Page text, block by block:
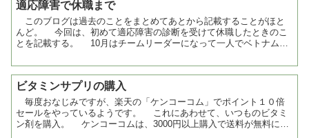
適応障害で休職まで
このブログは過去のことをまとめてあとから記載することがほと
んど。 今回は、初めて適応障害の診断を受けて休職したときのこ
とを記載する。 10月はチームリーダーになって一人でベトナムに
ビタミンサプリの購入
毎度おなじみですが、楽天の「ケンコーコム」でポイント１０倍
セールをやっているようです。 これにあわせて、いつものビタミ
ン剤を購入。 ケンコーコムは、3000円以上購入で送料が無料にな